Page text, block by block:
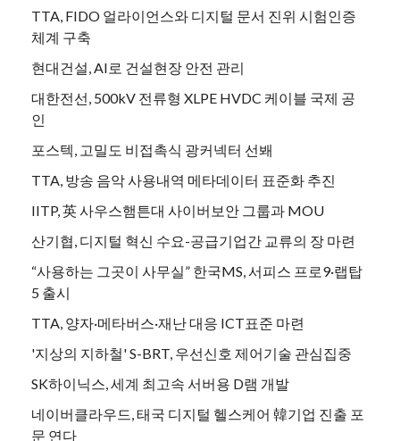
TTA, FIDO 얼라이언스와 디지털 문서 진위 시험인증
체계 구축
현대건설, AI로 건설현장 안전 관리
대한전선, 500kV 전류형 XLPE HVDC 케이블 국제 공
인
포스텍, 고밀도 비접촉식 광커넥터 선봬
TTA, 방송 음악 사용내역 메타데이터 표준화 추진
IITP, 英 사우스햄튼대 사이버보안 그룹과 MOU
산기협, 디지털 혁신 수요-공급기업간 교류의 장 마련
“사용하는 그곳이 사무실” 한국MS, 서피스 프로9·랩탑
5 출시
TTA, 양자·메타버스·재난 대응 ICT표준 마련
'지상의 지하철' S-BRT, 우선신호 제어기술 관심집중
SK하이닉스, 세계 최고속 서버용 D램 개발
네이버클라우드, 태국 디지털 헬스케어 韓기업 진출 포
문 연다